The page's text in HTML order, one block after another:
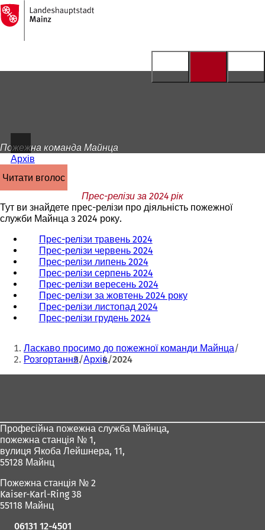
Перейти до змісту
На
головну
сторінку
Пожежна команда Майнца
Архів
читати вголос
Прес-релізи за 2024 рік
Тут ви знайдете прес-релізи про діяльність пожежної
служби Майнца з 2024 року.
Прес-релізи травень 2024
Прес-релізи червень 2024
Прес-релізи липень 2024
Прес-релізи серпень 2024
Прес-релізи вересень 2024
Прес-релізи за жовтень 2024 року
Прес-релізи листопад 2024
Прес-релізи грудень 2024
Ти
тут:
Ласкаво просимо до пожежної команди Майнца
Розгортання Архів 2024
Професійна пожежна служба Майнца,
пожежна станція № 1,
вулиця Якоба Лейшнера, 11,
55128 Майнц
Пожежна станція № 2
Kaiser-Karl-Ring 38
55118 Майнц
06131 12-4501